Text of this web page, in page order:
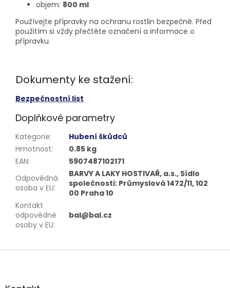
objem: 800 ml
Používejte přípravky na ochranu rostlin bezpečně. Před
použitím si vždy přečtěte označení a informace o
přípravku.
Dokumenty ke stažení:
Bezpečnostní list
Doplňkové parametry
Kategorie:
Hubení škůdců
Hmotnost:
0.85 kg
EAN:
5907487102171
Odpovědná
osoba v EU:
BARVY A LAKY HOSTIVAŘ, a.s., Sídlo
společnosti: Průmyslová 1472/11, 102
00 Praha 10
Kontakt
odpovědné
osoby v EU:
bal@bal.cz
Z